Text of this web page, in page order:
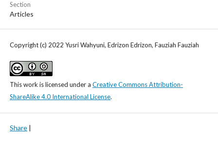
Section
Articles
Copyright (c) 2022 Yusri Wahyuni, Edrizon Edrizon, Fauziah Fauziah
This work is licensed under a Creative Commons Attribution-
ShareAlike 4.0 International License.
Share |